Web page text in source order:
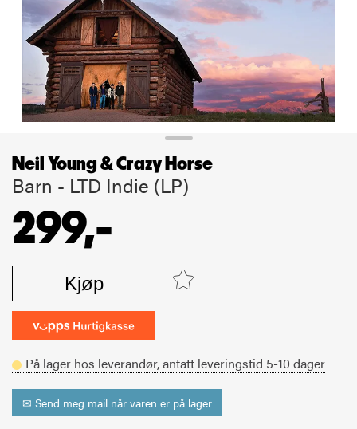
Neil Young & Crazy Horse
Barn - LTD Indie (LP)
299,-
Kjøp
På lager hos leverandør,antatt leveringstid 5-10 dager
✉ Send meg mail når varen er på lager